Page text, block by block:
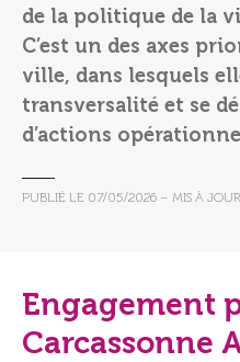
de la politique de la
C’est un des axes
ville, dans lesquels
transversalité et se
d’actions
PUBLIÉ LE 07/05/2026 – MIS À
Engagement
Carcassonne